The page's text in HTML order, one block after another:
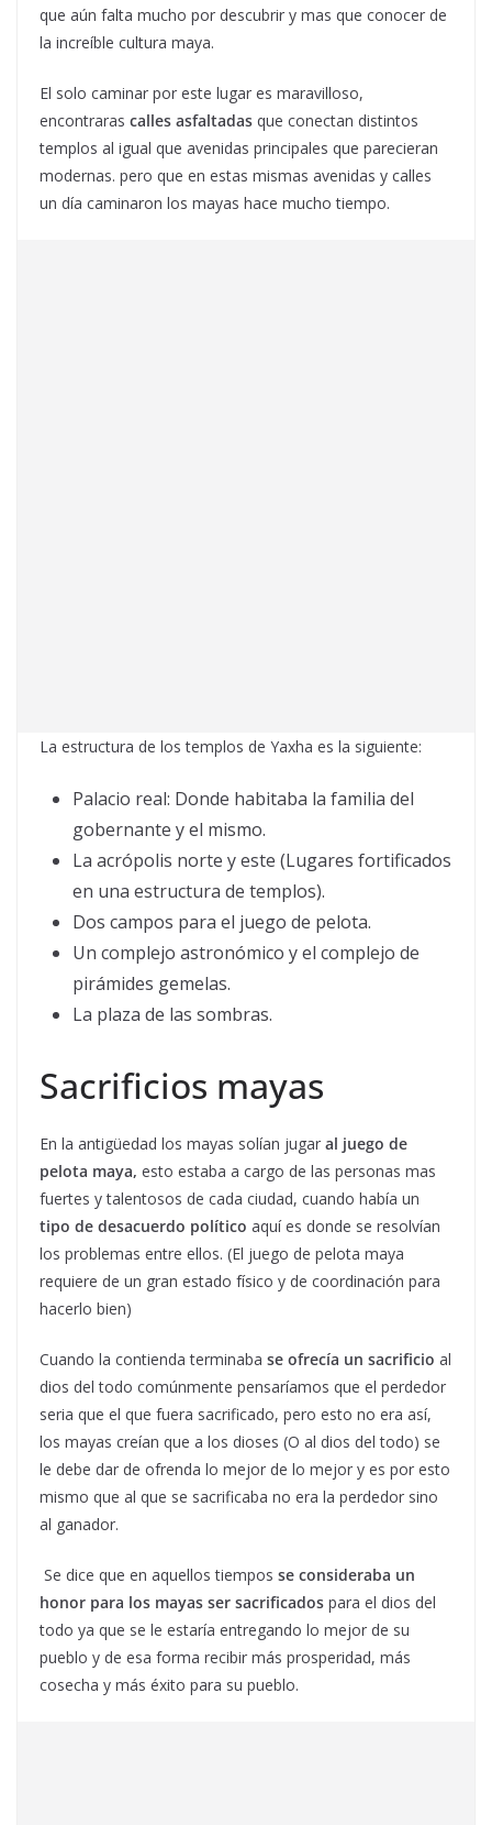
que aún falta mucho por descubrir y mas que conocer de
la increíble cultura maya.
El solo caminar por este lugar es maravilloso,
encontraras calles asfaltadas que conectan distintos
templos al igual que avenidas principales que parecieran
modernas. pero que en estas mismas avenidas y calles
un día caminaron los mayas hace mucho tiempo.
La estructura de los templos de Yaxha es la siguiente:
Palacio real: Donde habitaba la familia del
gobernante y el mismo.
La acrópolis norte y este (Lugares fortificados
en una estructura de templos).
Dos campos para el juego de pelota.
Un complejo astronómico y el complejo de
pirámides gemelas.
La plaza de las sombras.
Sacrificios mayas
En la antigüedad los mayas solían jugar al juego de
pelota maya, esto estaba a cargo de las personas mas
fuertes y talentosos de cada ciudad, cuando había un
tipo de desacuerdo político aquí es donde se resolvían
los problemas entre ellos. (El juego de pelota maya
requiere de un gran estado físico y de coordinación para
hacerlo bien)
Cuando la contienda terminaba se ofrecía un sacrificio al
dios del todo comúnmente pensaríamos que el perdedor
seria que el que fuera sacrificado, pero esto no era así,
los mayas creían que a los dioses (O al dios del todo) se
le debe dar de ofrenda lo mejor de lo mejor y es por esto
mismo que al que se sacrificaba no era la perdedor sino
al ganador.
Se dice que en aquellos tiempos se consideraba un
honor para los mayas ser sacrificados para el dios del
todo ya que se le estaría entregando lo mejor de su
pueblo y de esa forma recibir más prosperidad, más
cosecha y más éxito para su pueblo.